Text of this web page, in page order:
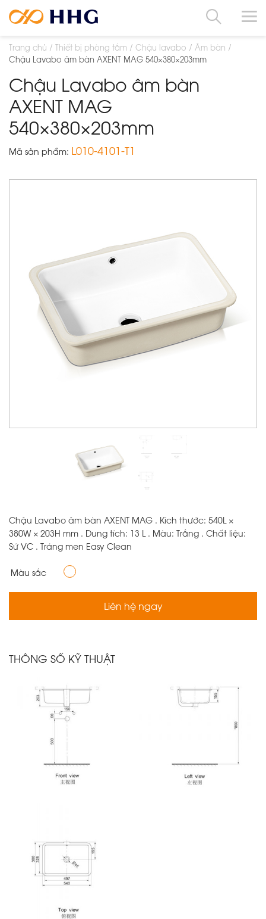
Trang chủ Thiết bị phòng tắm Chậu lavabo
Âm bàn
Chậu Lavabo âm bàn AXENT MAG 540×380×203mm
Chậu Lavabo âm bàn
AXENT MAG
540×380×203mm
Mã sản phẩm: L010-4101-T1
Chậu Lavabo âm bàn AXENT MAG . Kích thước: 540L ×
380W × 203H mm . Dung tích: 13 L . Màu: Trắng . Chất liệu:
Sứ VC . Tráng men Easy Clean
Màu sắc
Liên hệ ngay
THÔNG SỐ KỸ THUẬT